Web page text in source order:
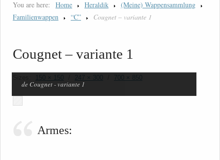
You are here: Home Heraldik
(Meine) Wappensammlung
Familienwappen
“C” Cougnet – variante 1
Cougnet – variante 1
150 × 150 247 × 300 700 × 850
de Cougnet - variante 1
Armes: